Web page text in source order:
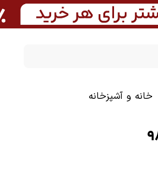
خانه و آشپزخانه